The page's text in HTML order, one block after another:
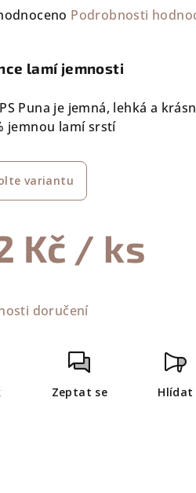
Podrobnosti
lamí jemnosti
Puna je jemná, lehká a
jemnou lamí srstí
variantu
Kč / ks
doručení
Zeptat se Hlídat